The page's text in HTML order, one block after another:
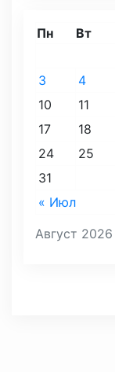
Август 2026
Пн Вт
« Июл
3
4
10
11
17
18
24
25
31